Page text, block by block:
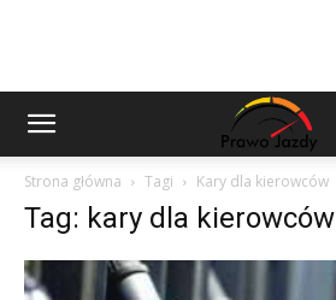
Strona główna Tagi Kary dla kierowców
Tag: kary dla kierowców